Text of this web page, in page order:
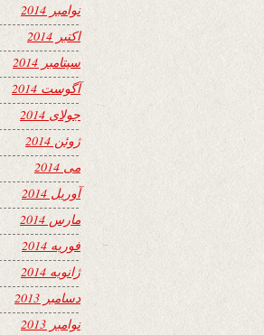
نوامبر 2014
اکتبر 2014
سپتامبر 2014
آگوست 2014
جولای 2014
ژوئن 2014
می 2014
آوریل 2014
مارس 2014
فوریه 2014
ژانویه 2014
دسامبر 2013
نوامبر 2013